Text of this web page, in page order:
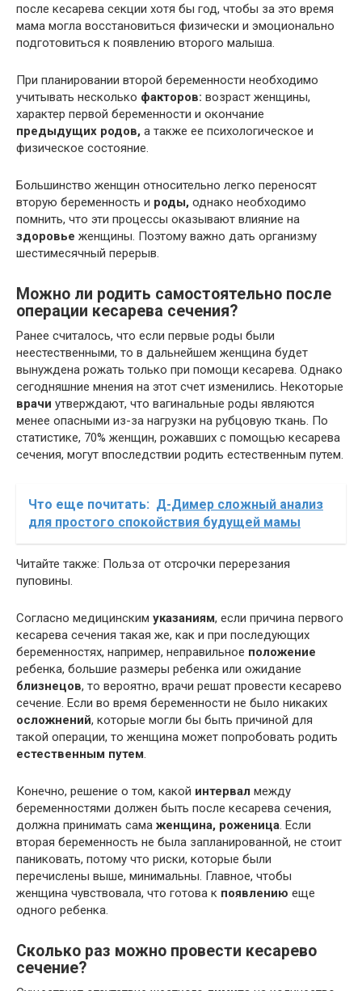
после кесарева секции хотя бы год, чтобы за это время
мама могла восстановиться физически и эмоционально
подготовиться к появлению второго малыша.
При планировании второй беременности необходимо
учитывать несколько факторов: возраст женщины,
характер первой беременности и окончание
предыдущих родов, а также ее психологическое и
физическое состояние.
Большинство женщин относительно легко переносят
вторую беременность и роды, однако необходимо
помнить, что эти процессы оказывают влияние на
здоровье женщины. Поэтому важно дать организму
шестимесячный перерыв.
Можно ли родить самостоятельно после
операции кесарева сечения?
Ранее считалось, что если первые роды были
неестественными, то в дальнейшем женщина будет
вынуждена рожать только при помощи кесарева. Однако
сегодняшние мнения на этот счет изменились. Некоторые
врачи утверждают, что вагинальные роды являются
менее опасными из-за нагрузки на рубцовую ткань. По
статистике, 70% женщин, рожавших с помощью кесарева
сечения, могут впоследствии родить естественным путем.
Что еще почитать: Д-Димер сложный анализ
для простого спокойствия будущей мамы
Читайте также: Польза от отсрочки перерезания
пуповины.
Согласно медицинским указаниям, если причина первого
кесарева сечения такая же, как и при последующих
беременностях, например, неправильное положение
ребенка, большие размеры ребенка или ожидание
близнецов, то вероятно, врачи решат провести кесарево
сечение. Если во время беременности не было никаких
осложнений, которые могли бы быть причиной для
такой операции, то женщина может попробовать родить
естественным путем.
Конечно, решение о том, какой интервал между
беременностями должен быть после кесарева сечения,
должна принимать сама женщина, роженица. Если
вторая беременность не была запланированной, не стоит
паниковать, потому что риски, которые были
перечислены выше, минимальны. Главное, чтобы
женщина чувствовала, что готова к появлению еще
одного ребенка.
Сколько раз можно провести кесарево
сечение?